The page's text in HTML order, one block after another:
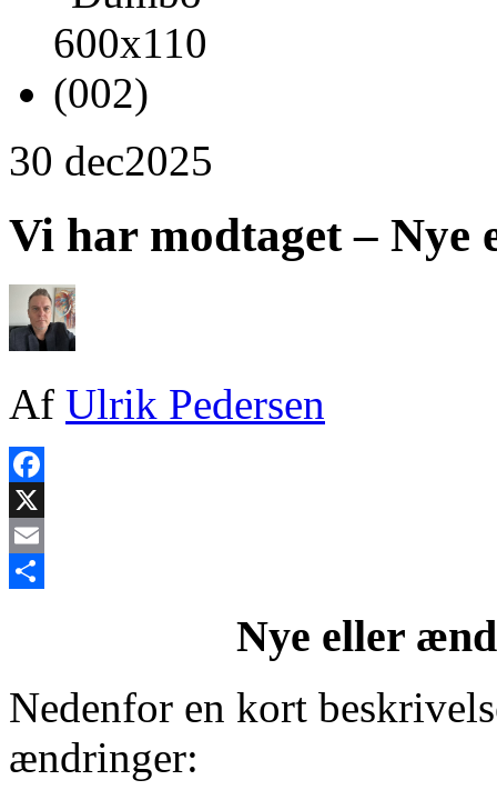
30 dec2025
Vi har modtaget – Nye
Af Ulrik Pedersen
Facebook
X
Email
Nye eller
Nedenfor en kort
ændringer: